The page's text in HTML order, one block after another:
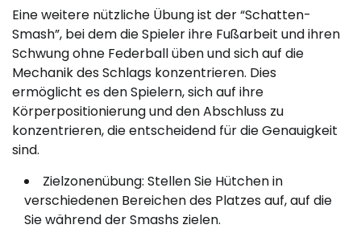
Eine weitere nützliche Übung ist der “Schatten-
Smash”, bei dem die Spieler ihre Fußarbeit und ihren
Schwung ohne Federball üben und sich auf die
Mechanik des Schlags konzentrieren. Dies
ermöglicht es den Spielern, sich auf ihre
Körperpositionierung und den Abschluss zu
konzentrieren, die entscheidend für die Genauigkeit
sind.
Zielzonenübung: Stellen Sie Hütchen in
verschiedenen Bereichen des Platzes auf, auf die
Sie während der Smashs zielen.